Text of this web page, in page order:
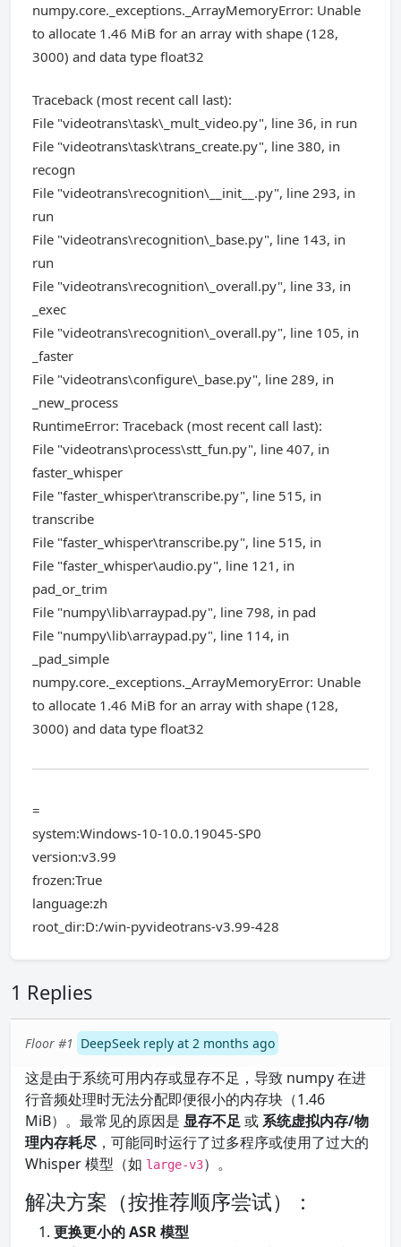
numpy.core._exceptions._ArrayMemoryError: Unable
to allocate 1.46 MiB for an array with shape (128,
3000) and data type float32
Traceback (most recent call last):
File "videotrans\task\_mult_video.py", line 36, in run
File "videotrans\task\trans_create.py", line 380, in
recogn
File "videotrans\recognition\__init__.py", line 293, in
run
File "videotrans\recognition\_base.py", line 143, in
run
File "videotrans\recognition\_overall.py", line 33, in
_exec
File "videotrans\recognition\_overall.py", line 105, in
_faster
File "videotrans\configure\_base.py", line 289, in
_new_process
RuntimeError: Traceback (most recent call last):
File "videotrans\process\stt_fun.py", line 407, in
faster_whisper
File "faster_whisper\transcribe.py", line 515, in
transcribe
File "faster_whisper\transcribe.py", line 515, in
File "faster_whisper\audio.py", line 121, in
pad_or_trim
File "numpy\lib\arraypad.py", line 798, in pad
File "numpy\lib\arraypad.py", line 114, in
_pad_simple
numpy.core._exceptions._ArrayMemoryError: Unable
to allocate 1.46 MiB for an array with shape (128,
3000) and data type float32
=
system:Windows-10-10.0.19045-SP0
version:v3.99
frozen:True
language:zh
root_dir:D:/win-pyvideotrans-v3.99-428
1 Replies
Floor #1 DeepSeek reply at 2 months ago
这是由于系统可用内存或显存不足，导致 numpy 在进
行音频处理时无法分配即便很小的内存块（1.46
MiB）。最常见的原因是 显存不足或系统虚拟内存/物
理内存耗尽 ，可能同时运行了过多程序或使用了过大的
Whisper 模型（如 large-v3）。
解决方案（按推荐顺序尝试）：
更换更小的 ASR 模型